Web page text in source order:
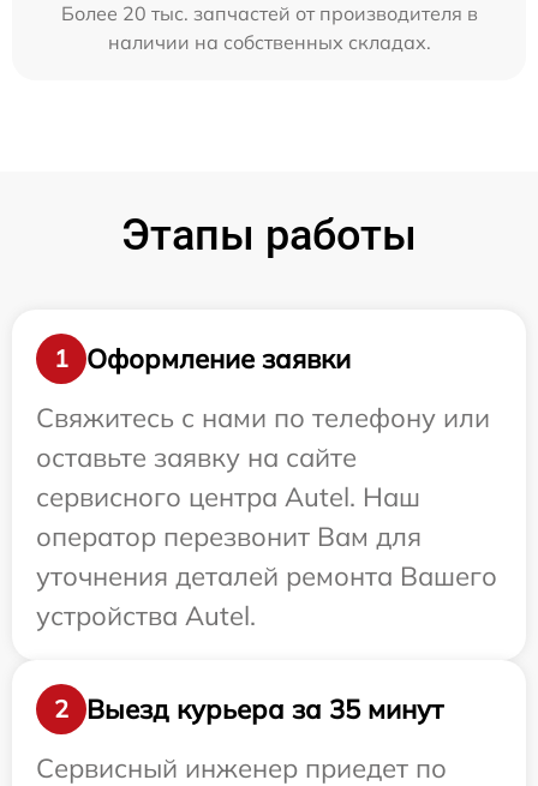
Более 20 тыс. запчастей от производителя в
наличии на собственных складах.
Этапы работы
1
Оформление заявки
Свяжитесь с нами по телефону или
оставьте заявку на сайте
сервисного центра Autel. Наш
оператор перезвонит Вам для
уточнения деталей ремонта Вашего
устройства Autel.
2
Выезд курьера за 35 минут
Сервисный инженер приедет по